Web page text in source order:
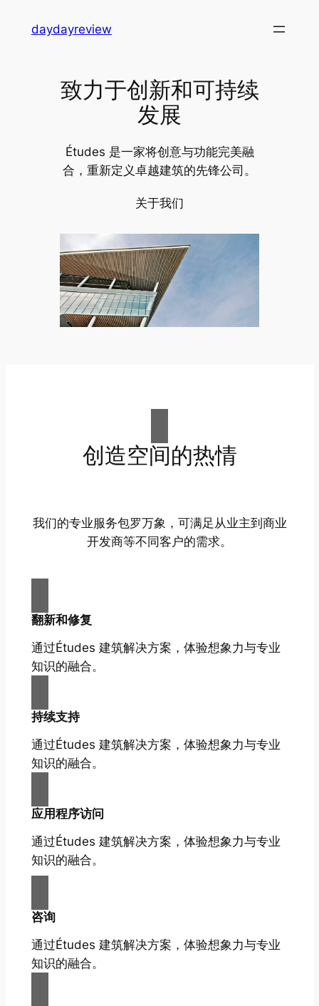
daydayreview
致力于创新和可持续
发展
Études 是一家将创意与功能完美融
合，重新定义卓越建筑的先锋公司。
关于我们
创造空间的热情
我们的专业服务包罗万象，可满足从业主到商业
开发商等不同客户的需求。
翻新和修复
通过Études 建筑解决方案，体验想象力与专业
知识的融合。
持续支持
通过Études 建筑解决方案，体验想象力与专业
知识的融合。
应用程序访问
通过Études 建筑解决方案，体验想象力与专业
知识的融合。
咨询
通过Études 建筑解决方案，体验想象力与专业
知识的融合。